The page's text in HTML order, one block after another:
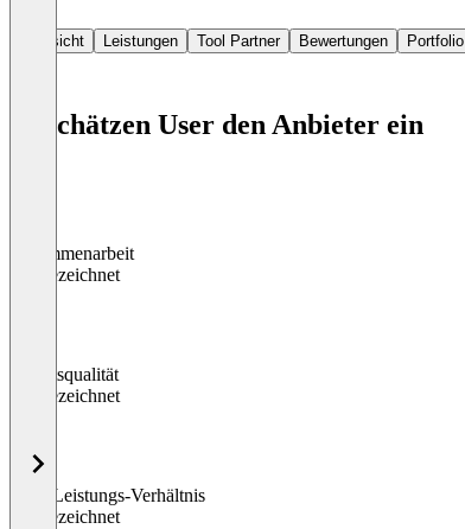
Übersicht Leistungen Tool Partner Bewertungen Portfolio
So schätzen User den Anbieter ein
Zusammenarbeit
Ausgezeichnet
Arbeitsqualität
Ausgezeichnet
Preis-Leistungs-Verhältnis
Ausgezeichnet